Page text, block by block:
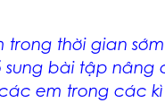
trong thời gian
sung bài tập nâng
em trong các